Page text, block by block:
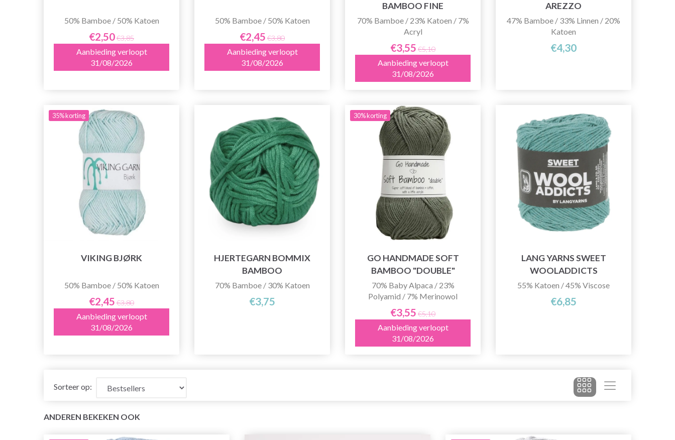
50% Bamboe / 50% Katoen
€2,50€3,85
Aanbieding verloopt
31/08/2026
50% Bamboe / 50% Katoen
€2,45 €3,80
Aanbieding verloopt
31/08/2026
BAMBOO FINE
70% Bamboe / 23% Katoen / 7%
Acryl
€3,55 €5,10
Aanbieding verloopt
31/08/2026
AREZZO
47% Bamboe / 33% Linnen / 20%
Katoen
€4,30
35% korting
VIKING BJØRK
50% Bamboe / 50% Katoen
€2,45 €3,80
Aanbieding verloopt
31/08/2026
HJERTEGARN BOMMIX
BAMBOO
70% Bamboe / 30% Katoen
€3,75
30% korting
GO HANDMADE SOFT
BAMBOO "DOUBLE"
70% Baby Alpaca / 23%
Polyamid / 7% Merinowol
€3,55 €5,10
Aanbieding verloopt
31/08/2026
LANG YARNS SWEET
WOOLADDICTS
55% Katoen / 45% Viscose
€6,85
Sorteer op:
ANDEREN BEKEKEN OOK